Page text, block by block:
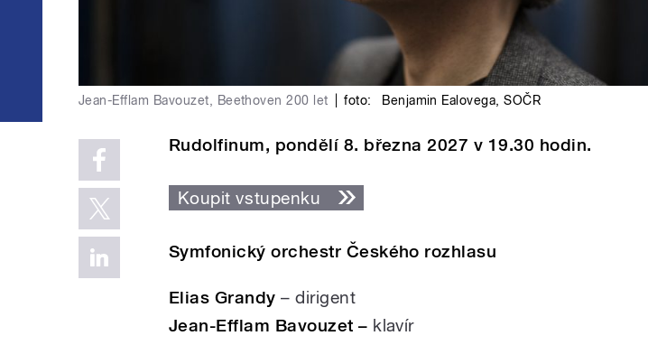
Jean-Efflam Bavouzet, Beethoven 200 let foto: Benjamin Ealovega,SOČR
Rudolfinum, pondělí 8. března 2027 v 19.30 hodin.
Koupit vstupenku
Symfonický orchestr Českého rozhlasu
Elias Grandy– dirigent
Jean-Efflam Bavouzet – klavír